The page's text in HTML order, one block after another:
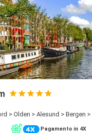
> Olden > Alesund > Bergen
Pagamento in 4X